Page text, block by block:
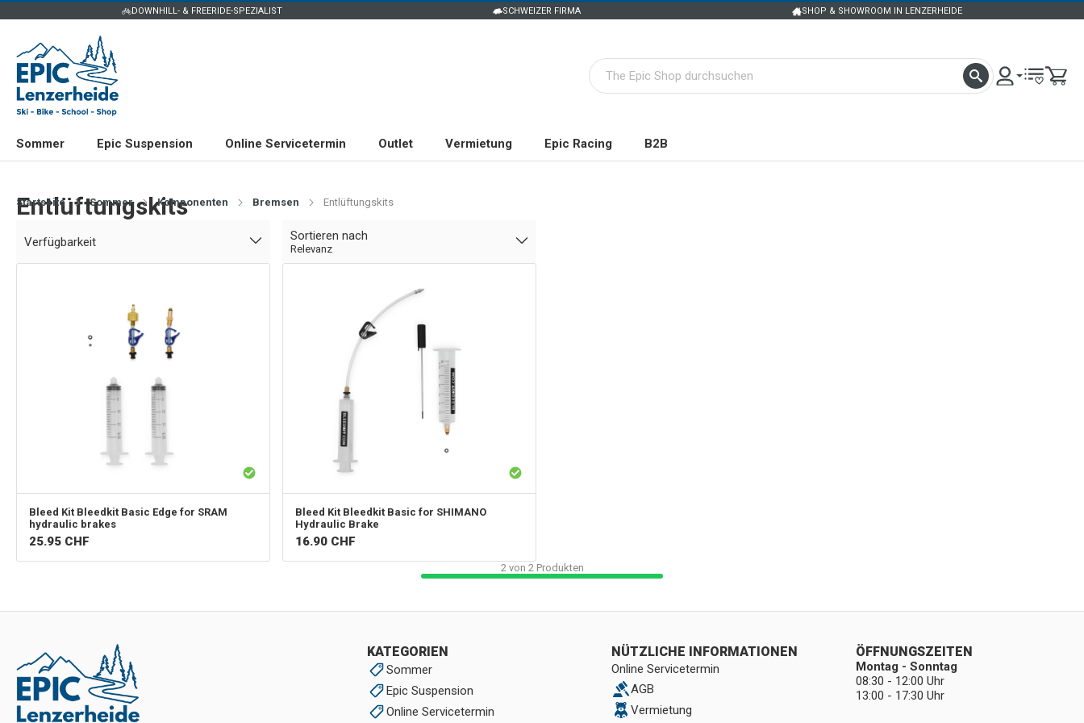
DOWNHILL- & FREERIDE-SPEZIALIST SCHWEIZER FIRMA SHOP & SHOWROOM IN LENZERHEIDE
Sommer Epic Suspension Online Servicetermin Outlet Vermietung Epic Racing B2B
Startseite Sommer Komponenten Bremsen Entlüftungskits
Entlüftungskits
Verfügbarkeit Sortieren nach
Relevanz
Bleed Kit Bleedkit Basic Edge for SRAM
hydraulic brakes
25.95 CHF
Bleed Kit Bleedkit Basic for SHIMANO
Hydraulic Brake
16.90 CHF
2von 2Produkten
KATEGORIEN
Sommer
Epic Suspension
Online Servicetermin
NÜTZLICHE INFORMATIONEN
Online Servicetermin
AGB
Vermietung
ÖFFNUNGSZEITEN
Montag - Sonntag
08:30 - 12:00 Uhr
13:00 - 17:30 Uhr